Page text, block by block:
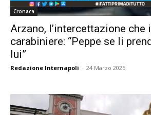
Cronaca
Arzano, l’intercettazione che
carabiniere: “Peppe se li
lui”
Redazione Internapoli - 24 Marzo 2025